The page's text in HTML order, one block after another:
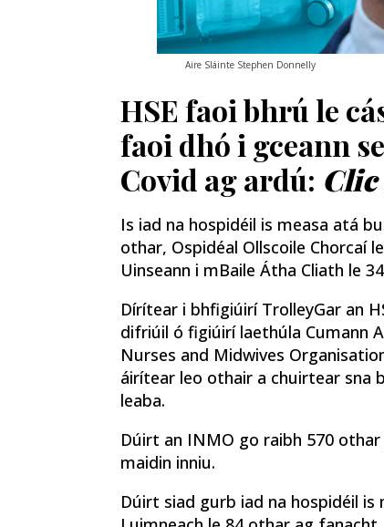
Aire Sláinte Stephen Donnelly
HSE faoi bhrú le
faoi dhó i gceann
Covid ag ardú: Clic
Is iad na hospidéil is measa atá
othar, Ospidéal Ollscoile Chorcaí
Uinseann i mBaile Átha Cliath le
Dírítear i bhfigiúirí TrolleyGar an
difriúil ó figiúirí laethúla Cumann
Nurses and Midwives
áirítear leo othair a chuirtear sna
leaba.
Dúirt an INMO go raibh 570
maidin inniu.
Dúirt siad gurb iad na hospidéil is